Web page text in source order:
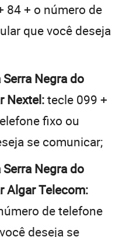
84 + o número de
que você deseja
Negra do
Nextel:tecle 099 +
fixo ou
se comunicar;
Negra do
Algar Telecom:
de telefone
deseja se